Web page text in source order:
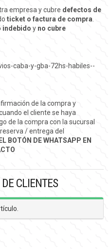
empresa y cubre defectos de
ticket o factura de compra
indebido y no cubre
caba-y-gba-72hs-habiles--
de la compra y
el cliente se haya
de la compra con la sucursal
/ entrega del
BOTÓN DE WHATSAPP EN
CLIENTES